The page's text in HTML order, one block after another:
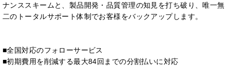
ナンススキームと、製品開発・品質管理の知見を打ち破り、唯一無
二のトータルサポート体制でお客様をバックアップします。
■全国対応のフォローサービス
■初期費用を削減する最大84回までの分割払いに対応